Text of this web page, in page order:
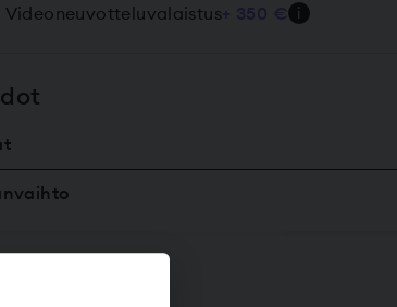
Videoneuvotteluvalaistus
i